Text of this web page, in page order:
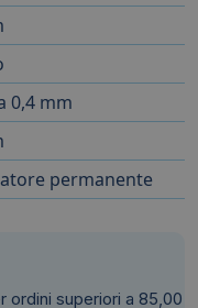
0,4 mm
permanente
ordini superiori a 85,00